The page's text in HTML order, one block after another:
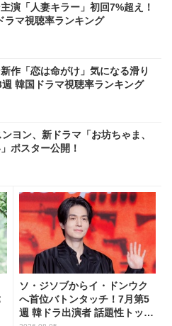
演「人妻キラー」初回7%超え！
ラマ視聴率ランキング
作「恋は命がけ」気になる滑り
韓国ドラマ視聴率ランキング
ヨン、新ドラマ「お坊ちゃま、
ポスター公開！
ソ・ジソブからイ・ドンウク
へ首位バトンタッチ！7月第5
週 韓ドラ出演者 話題性トップ